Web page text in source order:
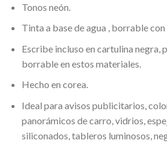
Tonos neón.
Tinta a base de agua , borrable
Escribe incluso en cartulina negra,
borrable en estos materiales.
Hecho en corea.
Ideal para avisos publicitarios,
panorámicos de carro, vidrios,
siliconados, tableros luminosos,